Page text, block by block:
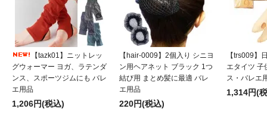
【tazk01】ニットレッ
グウォーマー ヨガ、ラテンダ
ンス、スポーツジムにも バレ
エ用品
1,206円(税込)
【hair-0009】2個入り シニヨ
ン用ヘアネット ブラック 1つ
結び用 まとめ髪に最適 バレ
エ用品
220円(税込)
【trs009】
エタイツ 子
ス・バレエ
1,314円(